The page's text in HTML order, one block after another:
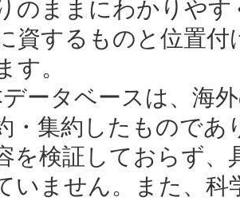
のままにわかりや
資するものと位置
す。
ータベースは、海
・集約したものであ
を検証しておらず、
いません。また、